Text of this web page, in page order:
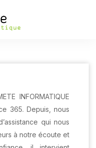
INFORMATIQUE
365. Depuis, nous
qui nous
à notre écoute et